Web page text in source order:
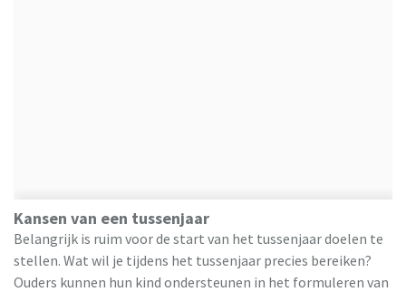
Kansen van een tussenjaar
Belangrijk is ruim voor de start van het tussenjaar doelen te
stellen. Wat wil je tijdens het tussenjaar precies bereiken?
Ouders kunnen hun kind ondersteunen in het formuleren van